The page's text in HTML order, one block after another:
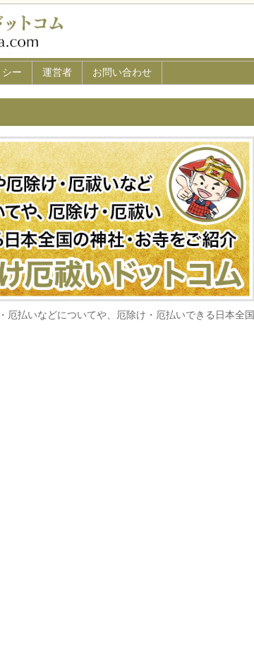
厄払いなどについてや、厄除け・厄払いできる日本全国
ー 運営者 お問い合わせ